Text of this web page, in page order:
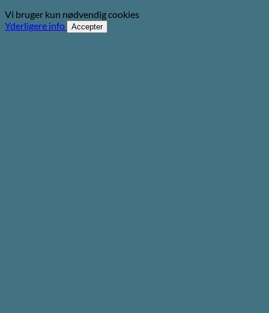
Vi bruger kun nødvendig cookies
Yderligere info
Accepter